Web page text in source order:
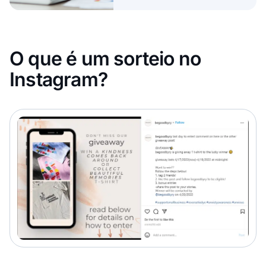
O que é um sorteio no
Instagram?